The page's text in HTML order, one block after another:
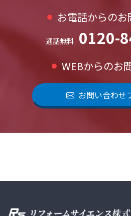
お電話からの
通話無料 0120-
WEBからのお
お問い合わせ